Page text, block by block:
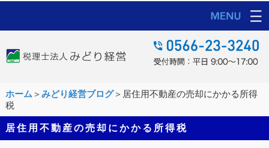
ホーム ＞ みどり経営ブログ＞居住用不動産の売却にかかる所得
税
居住用不動産の売却にかかる所得税